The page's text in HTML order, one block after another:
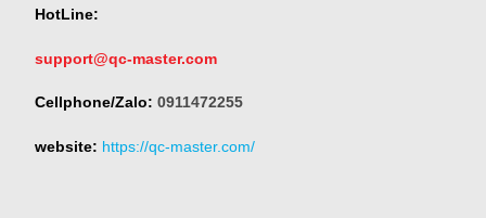
HotLine:
support@qc-master.com
Cellphone/Zalo: 0911472255
website: https://qc-master.com/